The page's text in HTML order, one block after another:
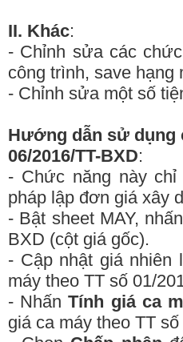
II. Khác:
- Chỉnh sửa các
công trình, save hạng
- Chỉnh sửa một số
Hướng dẫn sử dụng
06/2016/TT-BXD:
- Chức năng này
pháp lập đơn giá xây
- Bật sheet MAY,
BXD (cột giá gốc).
- Cập nhật giá
máy theo TT số 01/
- NhấnTính giá ca
giá ca máy theo TT